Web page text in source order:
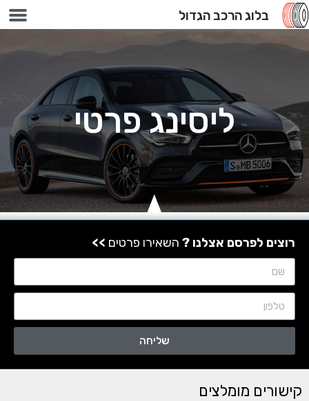
בלוג הרכב הגדול
ליסינג פרטי
רוצים לפרסם אצלנו ? השאירו פרטים >>
שליחה
קישורים מומלצים